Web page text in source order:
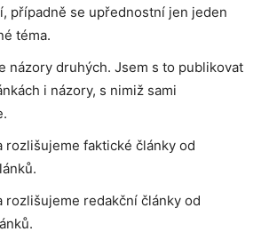
případně se upřednostní jen jeden
téma.
názory druhých. Jsem s to publikovat
i názory, s nimiž sami
rozlišujeme faktické články od
rozlišujeme redakční články od